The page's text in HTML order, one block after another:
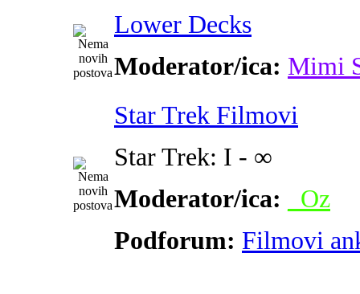
Lower Decks
Moderator/ica: Mimi
Star Trek Filmovi
Star Trek: I - ∞
Moderator/ica:
_Oz
Podforum: Filmovi